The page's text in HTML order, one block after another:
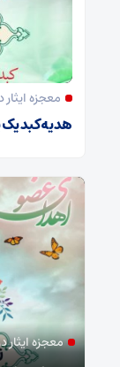
معجزه ایثار
هدیه کبد یک
معجزه ایثار